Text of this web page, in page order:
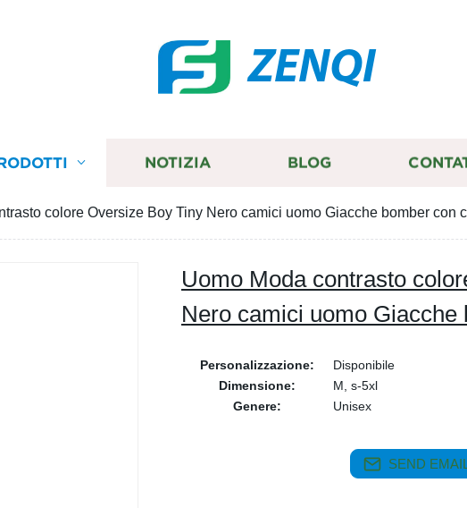
ZENQI
NOTIZIA BLOG
colore Oversize Boy Tiny Nero camici uomo Giacche bomber con
Uomo Moda contrasto
Nero camici uomo
Personalizzazione:
Disponibile
Dimensione:
M, s-5xl
Genere:
Unisex
SEND